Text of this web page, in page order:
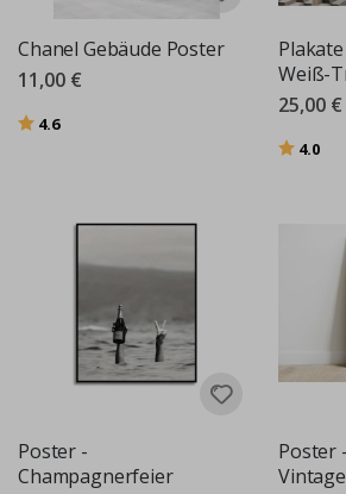
Chanel Gebäude Poster
11,00 €
Bewertung:
4.6von 5 Sternen
Weiß-
25,00 €
4.0
Poster -
Champagnerfeier
Poster